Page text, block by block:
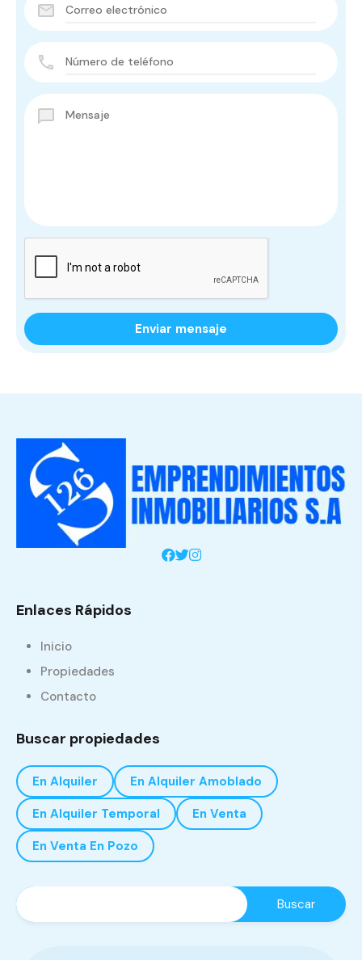
Enlaces Rápidos
Inicio
Propiedades
Contacto
Buscar propiedades
En Alquiler
En Alquiler Amoblado
En Alquiler Temporal
En Venta
En Venta En Pozo